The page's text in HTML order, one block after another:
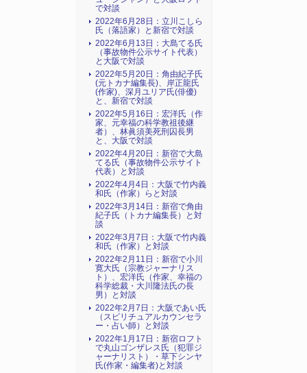
で対談
2022年6月28日：立川こしら
氏（落語家）と新宿で対談
2022年6月13日：大島てる氏
（事故物件公示サイト代表）
と大阪で対談
2022年5月20日：角由紀子氏
(元トカナ編集長)、岸正龍氏
(作家)、深月ユリア氏(俳優)
と、新宿で対談
2022年5月16日：宏洋氏（作
家、元幸福の科学教祖後継
者）、林眞須美死刑囚長男
と、大阪で対談
2022年4月20日：新宿で大島
てる氏（事故物件公示サイト
代表）と対談
2022年4月4日：大阪で竹内義
和氏（作家）らと対談
2022年3月14日：新宿で角由
紀子氏（トカナ編集長）と対
談
2022年3月7日：大阪で竹内義
和氏（作家）と対談
2022年2月11日：新宿で小川
寛大氏（宗教ジャーナリス
ト）、宏洋氏（作家、幸福の
科学総裁・大川隆法氏の長
男）と対談
2022年2月7日：大阪であい氏
（スピリチュアルカウンセラ
ー・占い師）と対談
2022年1月17日：新宿ロフト
で丸山ゴンザレス氏（犯罪ジ
ャーナリスト）・草下シンヤ
氏(作家・編集者)と対談